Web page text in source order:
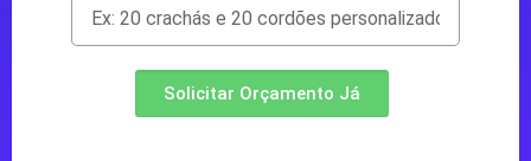
Solicitar Orçamento Já